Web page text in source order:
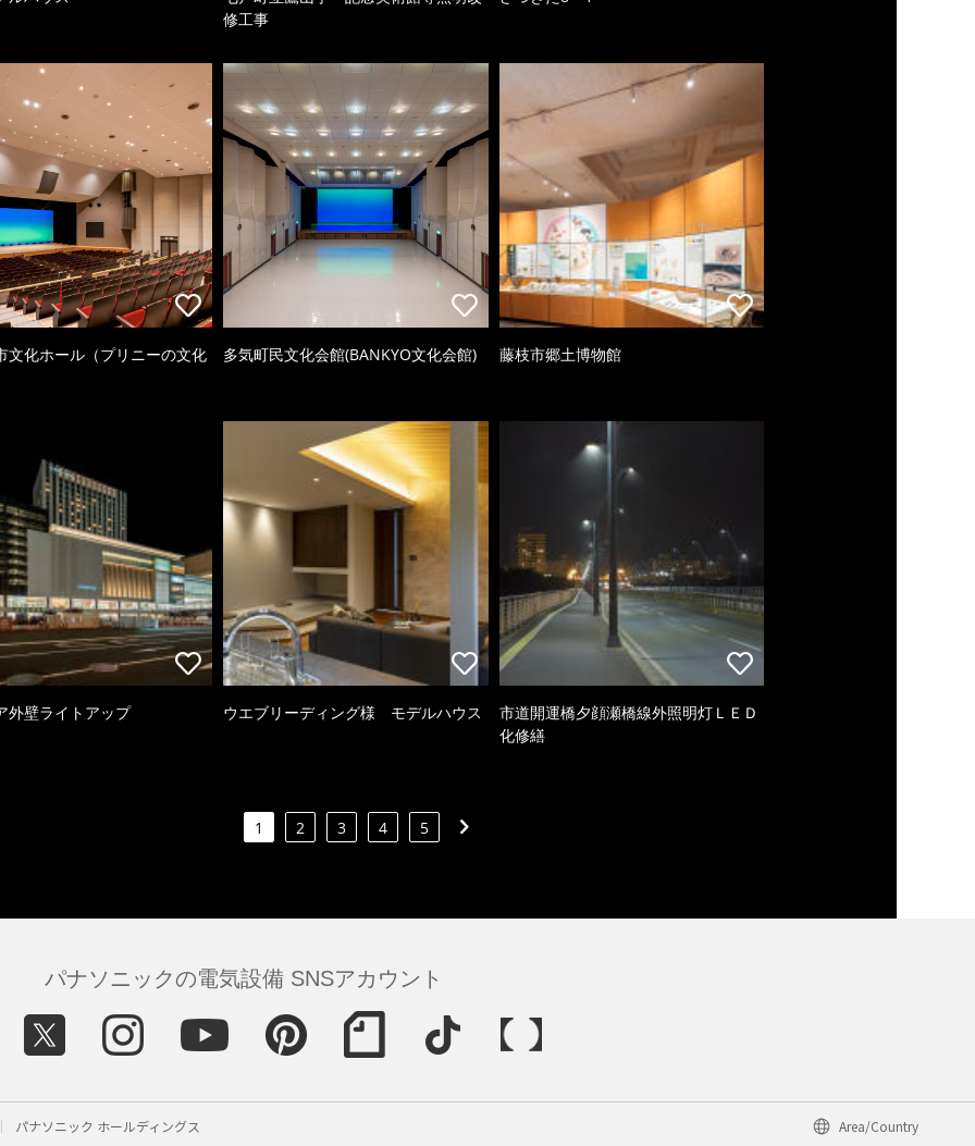
修工事
文化ホール（プリニーの文化
多気町民文化会館(BANKYO文化会館) 藤枝市郷土博物館
外壁ライトアップ ウエブリーディング様 モデルハウス
市道開運橋夕顔瀬橋線外照明灯ＬＥＤ
化修繕
1 2 3 4 5
パナソニックの電気設備 SNSアカウント
パナソニック ホールディングス Area/Country